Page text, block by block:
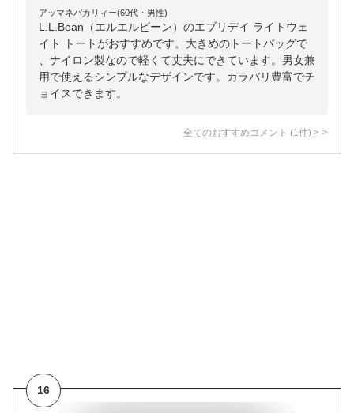
アッマネバカリィー(60代・男性)
L.L.Bean（エルエルビーン）のエブリデイ ライトウェ
イト トートがおすすめです。大きめのトートバッグで
、ナイロン製なので軽くて丈夫にできています。男女兼
用で使えるシンプルなデザインです。カラバリ豊富でチ
ョイスできます。
全てのおすすめコメント (1 件) >
16